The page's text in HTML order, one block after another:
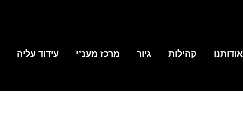
אודותנו קהילות גיור מרכז מענ”י עידוד עליה